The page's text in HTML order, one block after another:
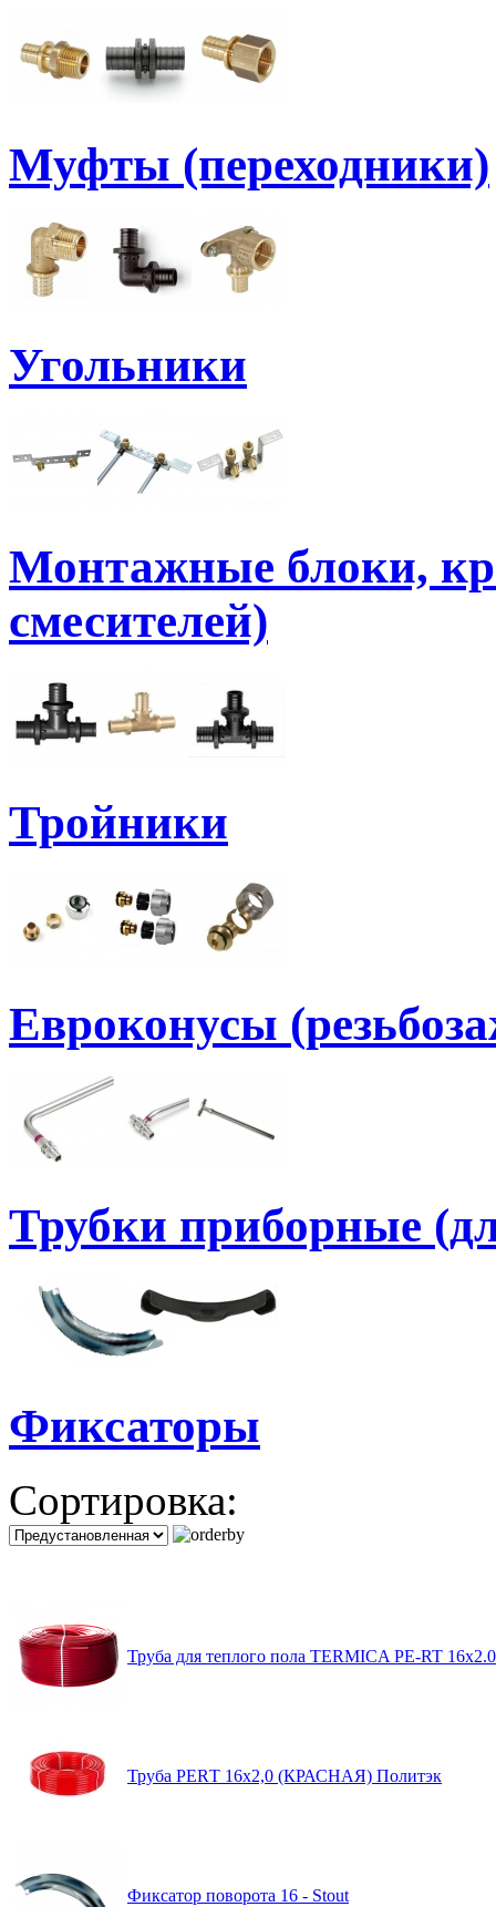
Муфты (переходники)
Угольники
Монтажные блоки,
смесителей)
Тройники
Евроконусы
Трубки приборные
Фиксаторы
Сортировка:
Труба для теплого пола TERMICA PE-RT
Труба PЕRТ 16х2,0 (КРАСНАЯ) Политэк
Фиксатор поворота 16 - Stout